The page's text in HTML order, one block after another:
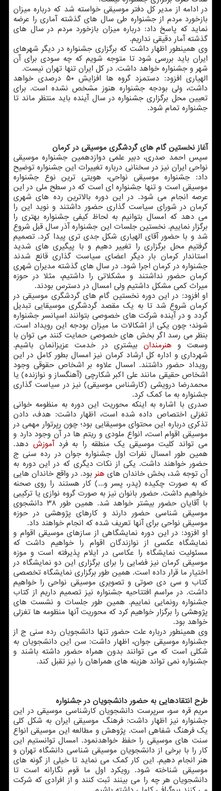
در ادامه از مدیر كل دفتر موسیقی خواسته شد كه درباره میزان
بازخورد مردم از جشنواره طی سال های گذشته آماری را عرضه
نماید كه پاسخ داد: درباره میزان بازخورد مردم در سال های
گذشته آمار دقیقی نداریم.
وی همینطور اظهار داشت كه برگزاری جشنواره در دیگر شهرهای
ایران باید بررسی شود تا متوجه شویم كه چه سودی برای آن
شهر و جشنواره خواهد داشت. در كل ایران تنها تهران نیست.
الهیاری افزود: دستمزد گروه ها افزایش ۵۰ درصدی خواهد
داشت، ولی بودجه جشنواره هنوز مشخص نشده است. برای
تعیین محل برگزاری جشنواره در سال آینده باید منتظر ماند تا
جشنواره تمام شود.
آغاز نخستین گام های گردشگری موسیقی در كرمان
سپس احمد صدری، دبیر علمی دوازدهمین جشنواره موسیقی
نواحی ایران نیز در سخنانی درباره تغییرات این جشنواره توضیح
داد: جشنواره موسیقی نواحی، هویتی ترین نوع جشنواره
موسیقی است و تنها جشنواره ای است كه در سطح ملی در این
عرصه انجام می شود. در این دوره بالاترین رده های شهری
كرمان در شورای سیاست گذاری حضور داشتند و نوید این را
می دهد كه امسال بتوانیم به لحاظ كیفی جشنواره بهتری را
برگزار نماییم. نخستین جلسات این جشنواره آذر سال قبل شروع
شد و با حضور آقای الهیاری شكل جدی تری پیدا كرد. تصمیم
گرفتیم محل برگزاری را تغییر دهیم و با پیگیری های شدید
استاندار كرمان بار دیگر اعضای سیاست گذاری قانع شدند
جشنواره در كرمان اجرا شود. در سال های گذشته مدیران شهری
كرمان حضور نداشتند و مشكلاتی را داشتیم، مثلا در حوزه
میراث كمی مشكل داشتیم ولی امسال در دسترس بودند.
او افزود: در این دوره نخستین گام های گردشگری موسیقی در
كرمان شروع شد تا به یك مقصد گردشگری موسیقایی تبدیل
گردد و در آینده شركت های خصوصی بتوانند اسپانسر جشنواره
شوند؛ چون یكی از اشكالات ما میزان بودجه این رویداد است.
بنظر می رسد اگر بخش های خصوصی حمایت كنند می توان با
وسعت و هنرمندان بیشتری در خدمت عزیزانمان باشیم.
شهرداری و اداره كل ارشاد كرمان نیز امسال بطور كامل در این
رویداد حضور داشتند. امسال علاوه بر اشخاص حقوقی وجود
اشخاص حقیقی مانند علی اكبر شكارچی (آهنگساز و نوازنده) یا
محمدرضا درویشی (كارشناس موسیقی) نیز در سیاست گذاری
جشنواره به ما كمك كرد.
صدری با اشاره به اینكه محوریت این دوره به منظومه خوانی
تغزلی اختصاص داده شده است، اظهار داشت: هدف، دادن
تذكری درباره این محتوای موسیقایی بود؛ چون رپرتوار مهمی در
موسیقی اقوام است، انواع ملودی و ریتم ها در آن وجود دارد و
می تواند كلیت موسیقی یك منطقه را به فردآموزش دهد.
همین طور امسال نفرات اول جشنواره جوان در رده سنی ج
حضور خواهند داشت. یكی از نكات دیگری كه در این دوره به
آن توجه شد، بخش خاندان های هنر بود. در واقع خاندان هایی
كه به صورت چكیده (پدر، پسر و...) كار هستند را روی صحنه
خواهیم داشت. حضور بانوان نیز به صورت گروه نوازی یا تركیبی
با آقایان حضور بیشتر خواهد شد. همین طور ۳۸ دانشجوی
موسیقی شناسی حضور دارند و كارهای پژوهشی در حوزه
موسیقی نواحی برای آنها تعریف شده كه انجام خواهند داد.
او افزود: در این دوره نمایشگاهی از سازهای موسیقی اقوام و
نمایشگاه عكسی از نوازندگان اقوام را خواهیم داشت كه
مسئولیت نمایشگاه را عكاسی در ایلام پذیرفته است و موزه
موسیقی كرمان نیز فضایی را برای برگزاری این دو نمایشگاه در
اختیار ما قرار داده است. همین طور برگزاری نمایشگاه تخصصی
كتاب و سی دی صوتی و تصویری موسیقی نواحی را خواهیم
داشت. در مراسم افتتاحیه جشنواره نیز تصمیم داریم از كتاب
جشنواره رونمایی نماییم. همین طور جلسات و نشست های
پژوهشی را برگزار خواهیم كرد كه محوریت آنها منظومه ها تغزلی
خواهد بود.
وی همینطور درباره علت حضور تنها دانشجویان رده سنی ج از
جشنواره موسیقی جوان، اظهار داشت: سن این دانشجویان به
شكلی است كه می توانند بدون همراه حضور داشته باشند و
جشنواره نمی تواند هزینه های همراهان را نیز تقبل كند.
طرح انتقادهایی به حضور دانشجویان در جشنواره
مریم قره سو، سرپرست دانشجویان كارشناسی موسیقی در این
جشنواره نیز اظهار داشت: فرهنگ موسیقی ایران به شكل كلی
یك فرهنگ شفاهی است. پژوهش و مطالعه این موسیقی انواع
سنت های موسیقی را حفظ خواهدنمود. امسال توانستیم این
كار را با برخی از دانشجویان موسیقی شناسی دانشگاه تهران و
هنر انجام دهیم. این كار كمك می نماید تا خیلی از گونه های
موسیقی شناخته شود. رویكرد اول ما قوم نگارانه است تا
دانشجویان هر چه را می بینند ثبت كنند و از افرادی كه شركت